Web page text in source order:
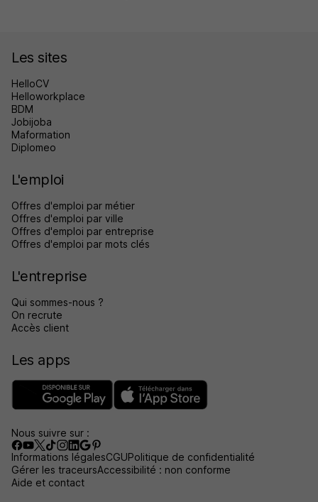
Les sites
HelloCV
Helloworkplace
BDM
Jobijoba
Maformation
Diplomeo
L'emploi
Offres d'emploi par métier
Offres d'emploi par ville
Offres d'emploi par entreprise
Offres d'emploi par mots clés
L'entreprise
Qui sommes-nous ?
On recrute
Accès client
Les apps
Nous suivre sur :
Informations légalesCGUPolitique de confidentialité
Gérer les traceursAccessibilité : non conforme
Aide et contact